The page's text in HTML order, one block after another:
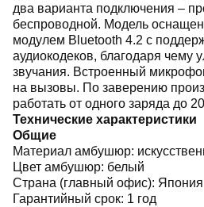
два варианта подключения –
беспроводной. Модель
модулем Bluetooth 4.2 с
аудиокодеков, благодаря чему
звучания. Встроенный
на вызовы. По заверению
работать от одного заряда до
Технические характеристики
Общие
Материал амбушюр:
Цвет амбушюр: белый
Страна (главный офис): Япония
Гарантийный срок: 1 год